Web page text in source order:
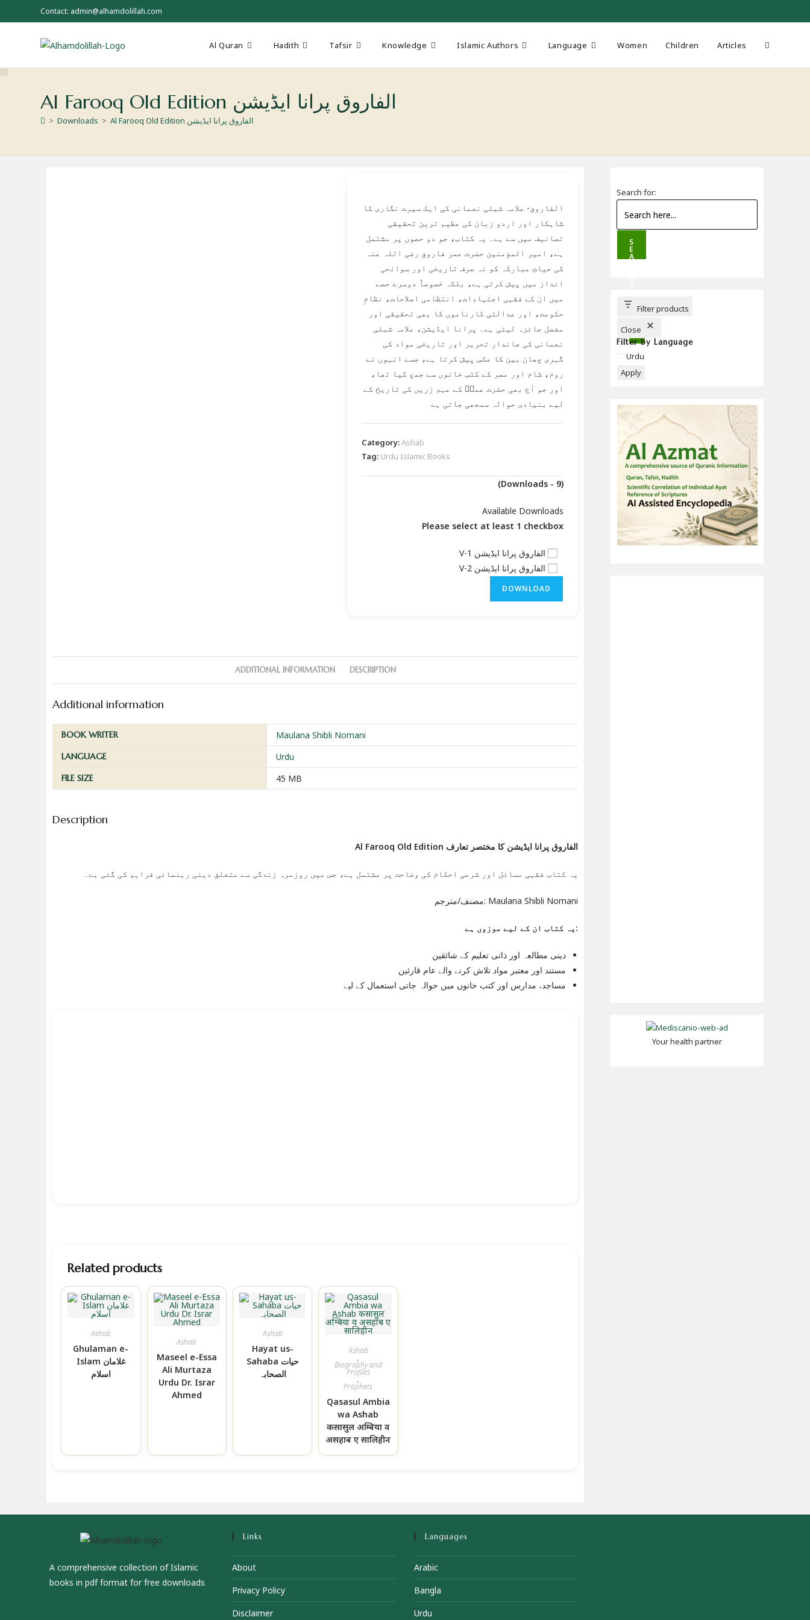
to
Contact: admin@alhamdolillah.com
Al Quran Hadith Tafsir Knowledge Islamic Authors Language Women Children Articles Toggle
Al Farooq Old Edition الفاروق پرانا ایڈیشن
> Downloads > Al Farooq Old Edition الفاروق پرانا ایڈیشن
الفاروق- علامہ شبلی نعمانی کی ایک سیرت نگاری کا
شاہکار اور اردو زبان کی عظیم ترین تحقیقی
تصانیف میں سے ہے۔ یہ کتاب، جو دو حصوں پر مشتمل
ہے، امیر المؤمنین حضرت عمر فاروق رضی اللہ عنہ
کی حیاتِ مبارکہ کو نہ صرف تاریخی اور سوانحی
انداز میں پیش کرتی ہے، بلکہ خصوصاً دوسرے حصے
میں ان کے فقہی اجتہادات، انتظامی اصلاحات، نظامِ
حکومت، اور عدالتی کارناموں کا بھی تحقیقی اور
مفصل جائزہ لیتی ہے۔ پرانا ایڈیشن، علامہ شبلی
نعمانی کی جاندار تحریر اور تاریخی مواد کی
گہری چھان بین کا عکس پیش کرتا ہے، جسے انہوں نے
روم، شام اور مصر کے کتب خانوں سے جمع کیا تھا،
اور جو آج بھی حضرت عمرؓ کے عہدِ زریں کی تاریخ کے
لیے بنیادی حوالہ سمجھی جاتی ہے
Category:Ashab
Tag: Urdu Islamic Books
(Downloads - 9)
Available Downloads
Please select at least 1 checkbox
الفاروق پرانا ایڈیشن V-1
الفاروق پرانا ایڈیشن V-2
DOWNLOAD
ADDITIONAL INFORMATION DESCRIPTION
Additional information
BOOK WRITER Maulana Shibli Nomani
LANGUAGE Urdu
FILE SIZE 45 MB
Description
Al Farooq Old Edition الفاروق پرانا ایڈیشن کا مختصر تعارف
یہ کتاب فقہی مسائل اور شرعی احکام کی وضاحت پر مشتمل ہے، جس میں روزمرہ زندگی سے متعلق دینی رہنمائی فراہم کی گئی ہے۔
مصنف/مترجم: Maulana Shibli Nomani
یہ کتاب ان کے لیے موزوں ہے:
دینی مطالعہ اور ذاتی تعلیم کے شائقین
مستند اور معتبر مواد تلاش کرنے والے عام قارئین
مساجد، مدارس اور کتب خانوں میں حوالہ جاتی استعمال کے لیے
Related products
Ashab
Ghulaman e-
Islam غلامان
اسلام
Ashab
Maseel e-Essa
Ali Murtaza
Urdu Dr. Israr
Ahmed
Ashab
Hayat us-
Sahaba حیات
الصحابہ
Ashab
,
Biography and
Profiles
,
Prophets
Qasasul Ambia
wa Ashab
कसासुल अम्बिया व
असहाब ए सालिहीन
Search for:
S
E
A
T
T
Filter products
Close
Filter by Language
Language
Urdu
Apply
Your health partner
A comprehensive collection of Islamic
books in pdf format for free downloads
Links
About
Privacy Policy
Disclaimer
Languages
Arabic
Bangla
Urdu